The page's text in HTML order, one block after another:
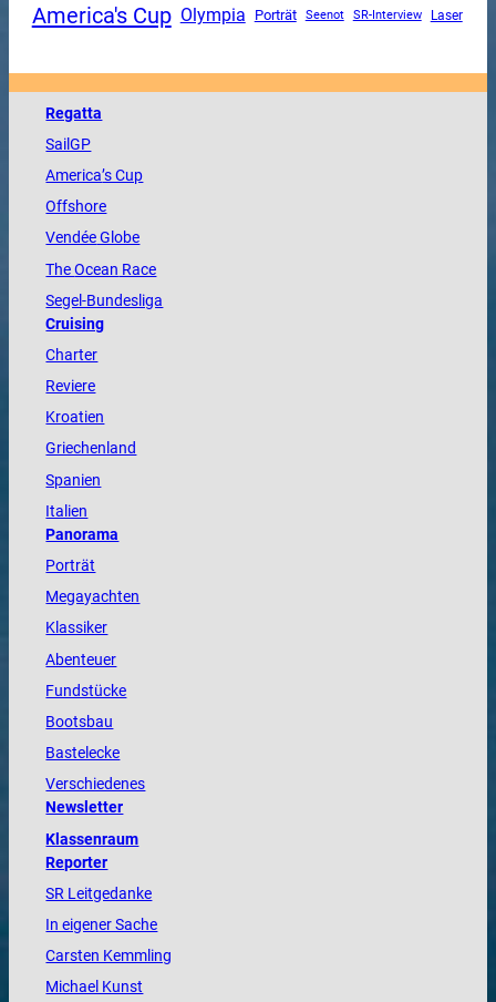
America's Cup Olympia Porträt Seenot SR-Interview Laser
Regatta
SailGP
America’s Cup
Offshore
VendéeGlobe
TheOcean Race
Segel-Bundesliga
Cruising
Charter
Reviere
Kroatien
Griechenland
Spanien
Italien
Panorama
Porträt
Megayachten
Klassiker
Abenteuer
Fundstücke
Bootsbau
Bastelecke
Verschiedenes
Newsletter
Klassenraum
Reporter
SR Leitgedanke
In eigener Sache
Carsten Kemmling
Michael Kunst